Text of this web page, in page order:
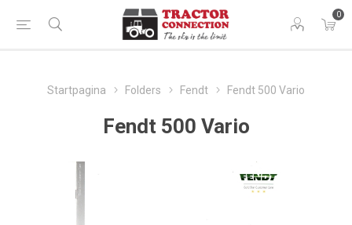
0
Startpagina Folders Fendt Fendt 500 Vario
Fendt 500 Vario